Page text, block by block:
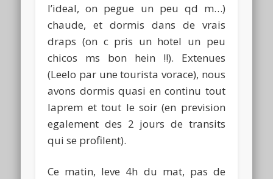
l’ideal, on pegue un peu qd m…)
chaude, et dormis dans de vrais
draps (on c pris un hotel un peu
chicos ms bon hein !!). Extenues
(Leelo par une tourista vorace), nous
avons dormis quasi en continu tout
laprem et tout le soir (en prevision
egalement des 2 jours de transits
qui se profilent).
Ce matin, leve 4h du mat, pas de